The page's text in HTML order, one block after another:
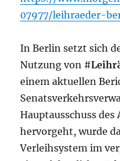
07977/leihraeder-
In Berlin setzt sich
Nutzung von #
einem aktuellen
Hauptausschuss
hervorgeht, wurde
Verleihsystem im